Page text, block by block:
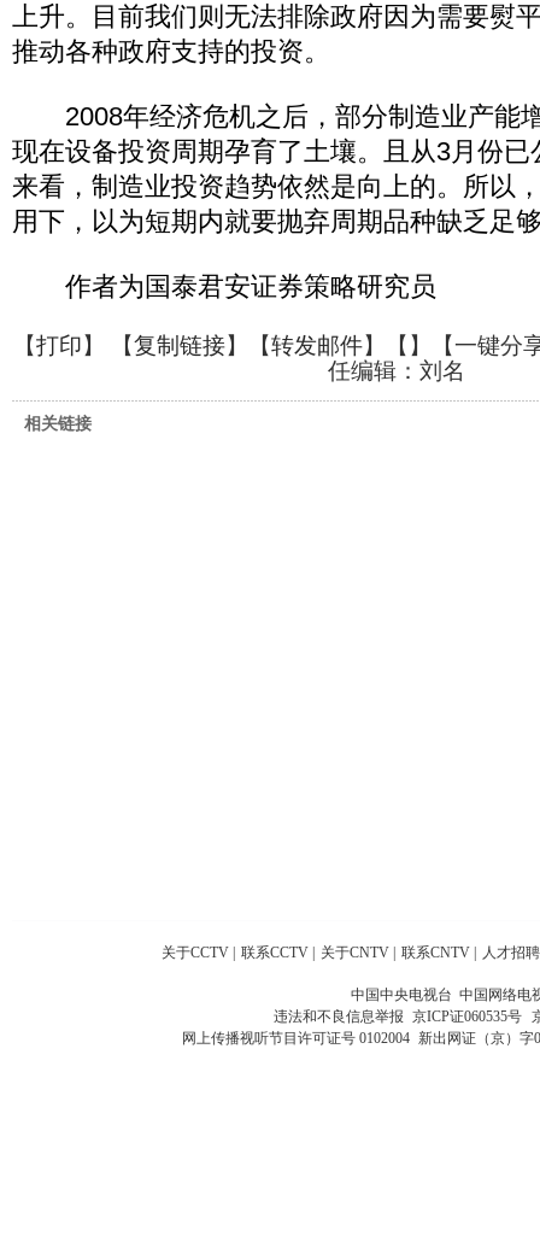
上升。目前我们则无法排除政府因为需要熨
推动各种政府支持的投资。
2008年经济危机之后，部分制造业产能
现在设备投资周期孕育了土壤。且从3月份
来看，制造业投资趋势依然是向上的。所以
用下，以为短期内就要抛弃周期品种缺乏足
作者为国泰君安证券策略研究员
【打印】 【复制链接】【转发邮件】【 】
【一键分
任编辑：刘名
相关链接
关于CCTV | 联系CCTV | 关于CNTV | 联系CNTV | 人才招聘
中国中央电视台 中国网络电
违法和不良信息举报 京ICP证060535号
网上传播视听节目许可证号 0102004 新出网证（京）